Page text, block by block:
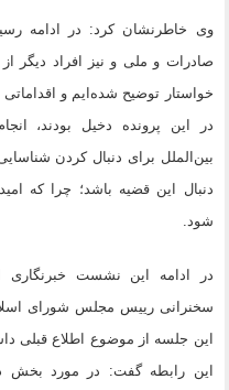
وی خاطرنشان کرد: در ادامه
صادرات و ملی و نیز افراد دیگر
خواستار توضیح شده‌ایم و
در این پرونده دخیل بودند،
بین‌الملل برای دنبال کردن
دنبال این قضیه باشد؛ چرا که
شود.
در ادامه این نشست
سخنرانی رییس مجلس شورای
این جلسه از موضوع اطلاع قبلی
این رابطه گفت: در مورد بخش